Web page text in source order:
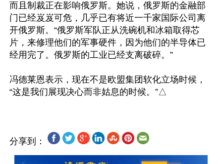
而且制裁正在影响俄罗斯。她说，俄罗斯的金融部
门已经岌岌可危，几乎已有将近一千家国际公司离
开俄罗斯。“俄罗斯军队正从洗碗机和冰箱取得芯
片，来修理他们的军事硬件，因为他们的半导体已
经用完了。俄罗斯的工业已经支离破碎。”
冯德莱恩表示，现在不是欧盟集团软化立场时候，
分享到：